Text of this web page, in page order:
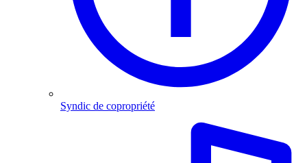
Syndic de copropriété